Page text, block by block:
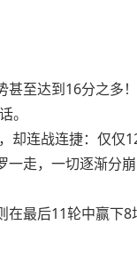
至达到16分之多
。
却连战连捷：仅仅
走，一切逐渐分
最后11轮中赢下